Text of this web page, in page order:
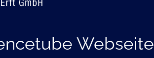
Webseite